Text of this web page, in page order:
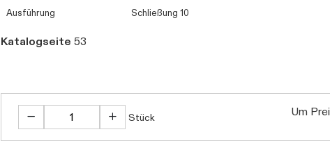
Ausführung Schließung 10
Katalogseite 53
Stück Um